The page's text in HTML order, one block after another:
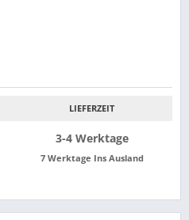
LIEFERZEIT
3-4 Werktage
7 Werktage Ins Ausland